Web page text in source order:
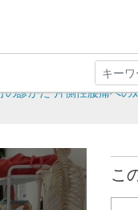
診かた 片側性腰痛への
こ